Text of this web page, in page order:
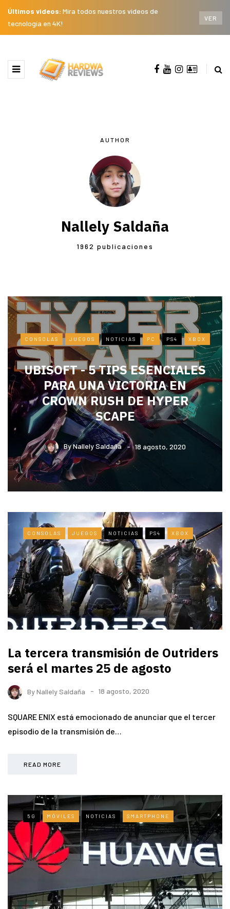
Últimos videos: Mira todos nuestros videos de
tecnología en 4K!
VER
AUTHOR
Nallely Saldaña
1962 publicaciones
CONSOLAS JUEGOS NOTICIAS PC PS4 XBOX
UBISOFT - 5 TIPS ESENCIALES
PARA UNA VICTORIA EN
CROWN RUSH DE HYPER
SCAPE
ByNallely Saldaña 18 agosto, 2020
CONSOLAS JUEGOS NOTICIAS PS4 XBOX
La tercera transmisión de Outriders
será el martes 25 de agosto
ByNallely Saldaña 18 agosto, 2020
SQUARE ENIX está emocionado de anunciar que el tercer
episodio de la transmisión de…
READ MORE
5G MÓVILES NOTICIAS SMARTPHONE